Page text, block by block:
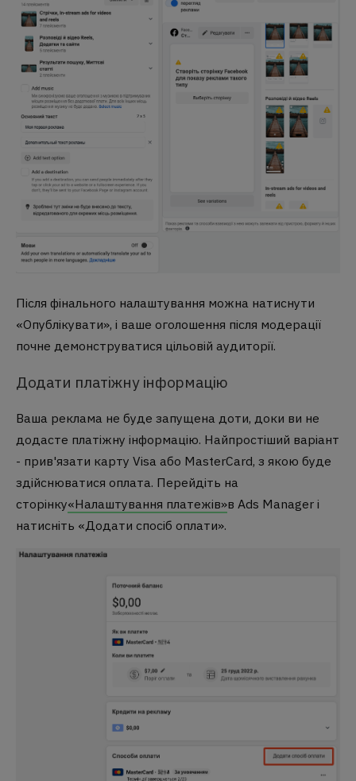
Після фінального налаштування можна натиснути
«Опублікувати», і ваше оголошення після модерації
почне демонструватися цільовій аудиторії.
Додати платіжну інформацію
Ваша реклама не буде запущена доти, доки ви не
додасте платіжну інформацію. Найпростіший варіант
- прив'язати карту Visa або MasterCard, з якою буде
здійснюватися оплата. Перейдіть на
сторінку«Налаштування платежів»в Ads Manager і
натисніть «Додати спосіб оплати».